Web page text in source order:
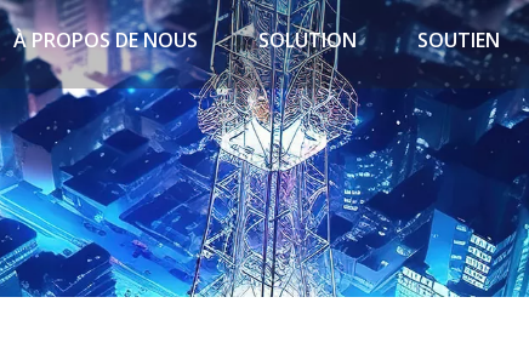
À PROPOS DE NOUS SOLUTION SOUTIEN